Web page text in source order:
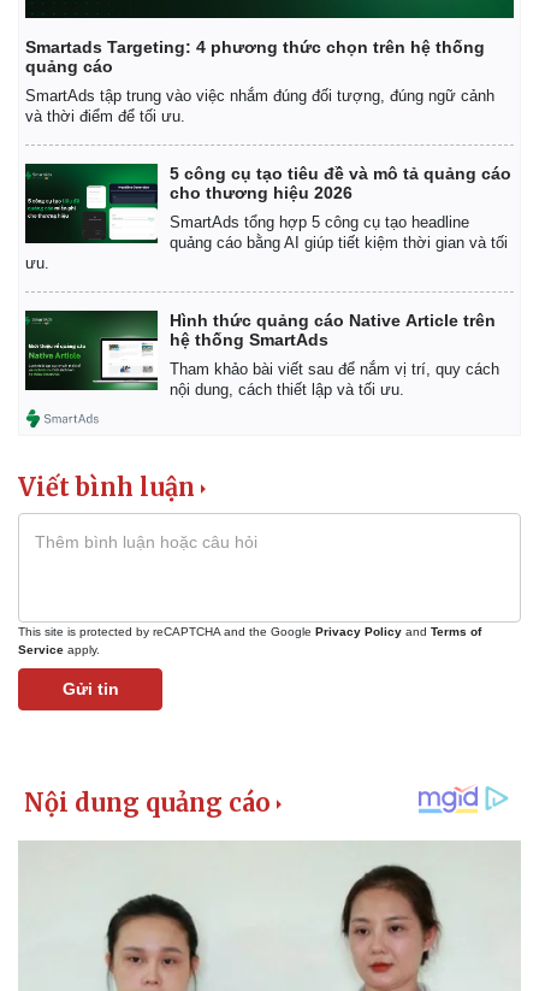
Smartads Targeting: 4 phương thức chọn trên hệ thống
quảng cáo
SmartAds tập trung vào việc nhắm đúng đối tượng, đúng ngữ cảnh
và thời điểm để tối ưu.
5 công cụ tạo tiêu đề và mô tả quảng cáo
cho thương hiệu 2026
SmartAds tổng hợp 5 công cụ tạo headline
quảng cáo bằng AI giúp tiết kiệm thời gian và tối
ưu.
Hình thức quảng cáo Native Article trên
hệ thống SmartAds
Tham khảo bài viết sau để nắm vị trí, quy cách
nội dung, cách thiết lập và tối ưu.
Viết bình luận
This site is protected by reCAPTCHA and the Google Privacy Policy and Terms of
Service apply.
Gửi tin